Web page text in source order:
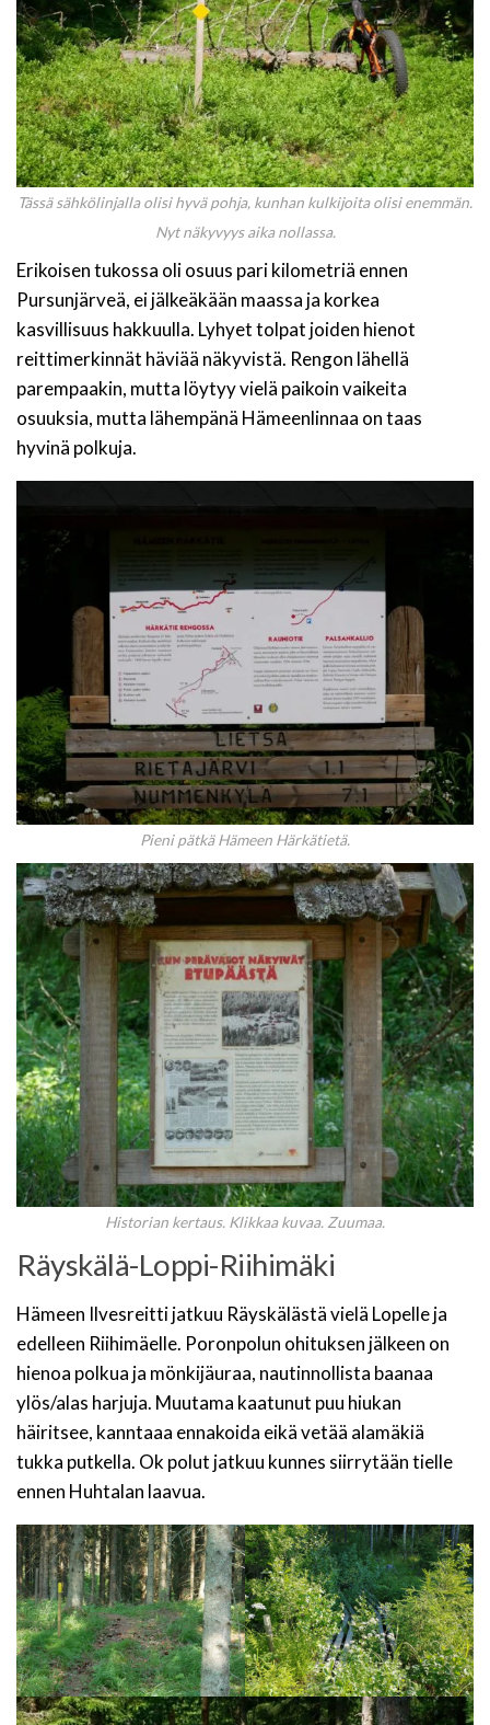
Tässä sähkölinjalla olisi hyvä pohja, kunhan kulkijoita olisi enemmän.
Nyt näkyvyys aika nollassa.
Erikoisen tukossa oli osuus pari kilometriä ennen
Pursunjärveä, ei jälkeäkään maassa ja korkea
kasvillisuus hakkuulla. Lyhyet tolpat joiden hienot
reittimerkinnät häviää näkyvistä. Rengon lähellä
parempaakin, mutta löytyy vielä paikoin vaikeita
osuuksia, mutta lähempänä Hämeenlinnaa on taas
hyvinä polkuja.
Pieni pätkä Hämeen Härkätietä.
Historian kertaus. Klikkaa kuvaa. Zuumaa.
Räyskälä-Loppi-Riihimäki
Hämeen Ilvesreitti jatkuu Räyskälästä vielä Lopelle ja
edelleen Riihimäelle. Poronpolun ohituksen jälkeen on
hienoa polkua ja mönkijäuraa, nautinnollista baanaa
ylös/alas harjuja. Muutama kaatunut puu hiukan
häiritsee, kanntaaa ennakoida eikä vetää alamäkiä
tukka putkella. Ok polut jatkuu kunnes siirrytään tielle
ennen Huhtalan laavua.